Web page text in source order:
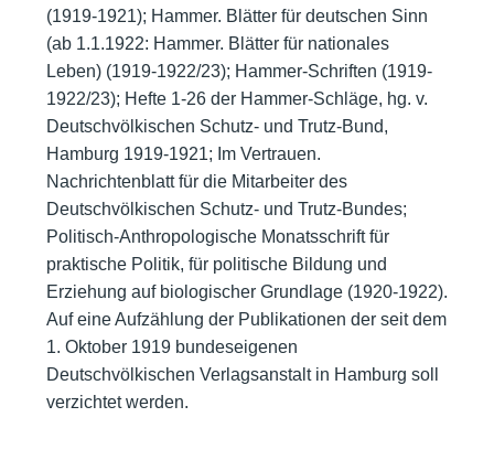
(1919-1921); Hammer. Blätter für deutschen Sinn
(ab 1.1.1922: Hammer. Blätter für nationales
Leben) (1919-1922/23); Hammer-Schriften (1919-
1922/23); Hefte 1-26 der Hammer-Schläge, hg. v.
Deutschvölkischen Schutz- und Trutz-Bund,
Hamburg 1919-1921; Im Vertrauen.
Nachrichtenblatt für die Mitarbeiter des
Deutschvölkischen Schutz- und Trutz-Bundes;
Politisch-Anthropologische Monatsschrift für
praktische Politik, für politische Bildung und
Erziehung auf biologischer Grundlage (1920-1922).
Auf eine Aufzählung der Publikationen der seit dem
1. Oktober 1919 bundeseigenen
Deutschvölkischen Verlagsanstalt in Hamburg soll
verzichtet werden.